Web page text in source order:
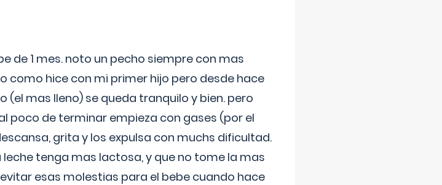
de 1 mes. noto un pecho siempre con mas
como hice con mi primer hijo pero desde hace
mas lleno) se queda tranquilo y bien. pero
poco de terminar empieza con gases (por el
grita y los expulsa con muchs dificultad.
leche tenga mas lactosa, y que no tome la mas
esas molestias para el bebe cuando hace